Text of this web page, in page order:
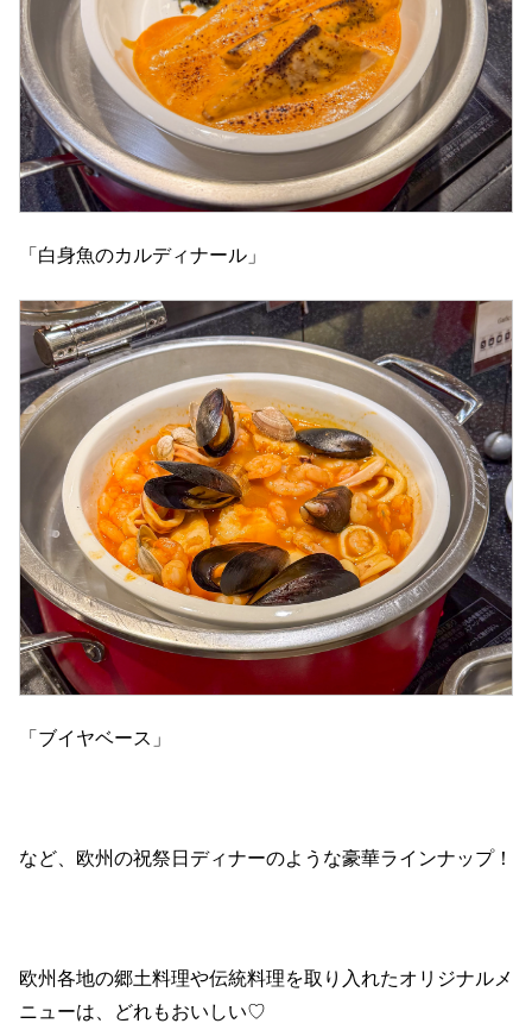
「白身魚のカルディナール」
「ブイヤベース」
など、欧州の祝祭日ディナーのような豪華ラインナップ！
欧州各地の郷土料理や伝統料理を取り入れたオリジナルメ
ニューは、どれもおいしい♡